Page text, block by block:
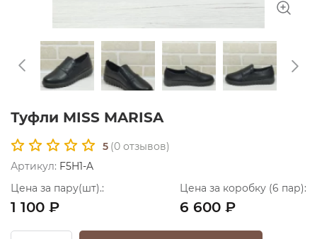
Туфли MISS MARISA
5 (0 отзывов)
Артикул: F5H1-A
Цена за пару(шт).:
1 100 ₽
Цена за коробку (6 пар):
6 600 ₽